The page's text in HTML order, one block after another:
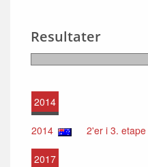
Resultater
2014
2014 2'er i 3. etape
2017